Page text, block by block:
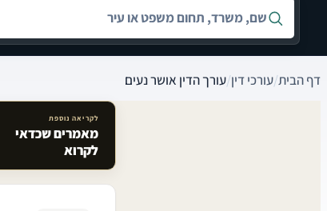
חיפוש לפי שם, משרד, תחום משפט או עיר
דף הבית/עורכי דין/עורך הדין אושר נעים
מאמרים קשורים
לקריאה נוספת
מאמרים שכדאי
לקרוא